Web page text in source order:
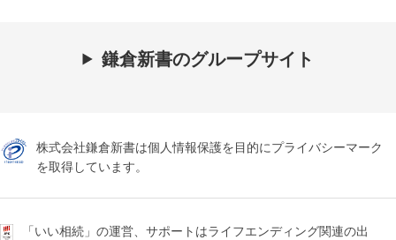
鎌倉新書のグループサイト
株式会社鎌倉新書は個人情報保護を目的にプライバシーマーク
を取得しています。
「いい相続」の運営、サポートはライフエンディング関連の出